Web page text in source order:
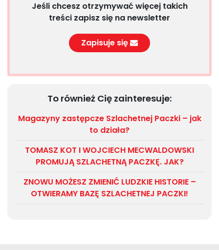
Jeśli chcesz otrzymywać więcej takich
treści zapisz się na newsletter
Zapisuje się
To również Cię zainteresuje:
Magazyny zastępcze Szlachetnej Paczki – jak
to działa?
TOMASZ KOT I WOJCIECH MECWALDOWSKI
PROMUJĄ SZLACHETNĄ PACZKĘ. JAK?
ZNOWU MOŻESZ ZMIENIĆ LUDZKIE HISTORIE –
OTWIERAMY BAZĘ SZLACHETNEJ PACZKI!